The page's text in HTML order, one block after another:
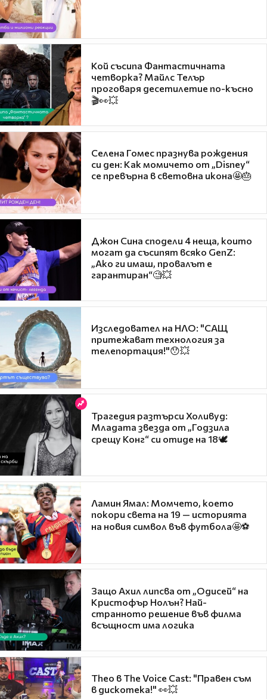
Кой съсипа Фантастичната
четворка? Майлс Телър
проговаря десетилетие по-късно
🎬👀💥
Селена Гомес празнува рождения
си ден: Как момичето от „Disney“
се превърна в световна икона🤩🎂
Джон Сина сподели 4 неща, които
могат да съсипят всяко GenZ:
„Ако ги имаш, провалът е
гарантиран“🧐💥
Изследовател на НЛО: "САЩ
притежават технология за
телепортация!"😯💥
Трагедия разтърси Холивуд:
Младата звезда от „Годзила
срещу Конг“ си отиде на 18🕊️
Ламин Ямал: Момчето, което
покори света на 19 — историята
на новия символ във футбола🤩⚽
Защо Ахил липсва от „Одисей“ на
Кристофър Нолън? Най-
странното решение във филма
всъщност има логика
Theo в The Voice Cast: "Правен съм
в дискотека!" 👀💥